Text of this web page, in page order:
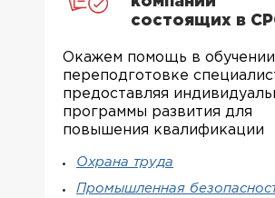
состоящих в
Окажем помощь в
переподготовке
предоставляя
программы развития для
повышения квалификации
Охрана труда
Промышленная